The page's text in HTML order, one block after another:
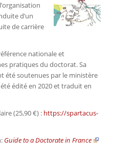
d’un
de carrière
nationale et
pratiques du doctorat. Sa
été soutenues par le ministère
édité en 2020 et traduit en
(25,90 €) : https://spartacus-
Guide to a Doctorate in France